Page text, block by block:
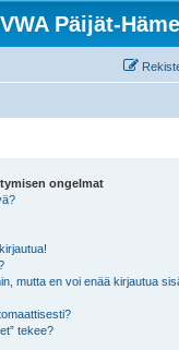
Päijät-Häme
ongelmat
mutta en voi enää kirjautua
tekee?